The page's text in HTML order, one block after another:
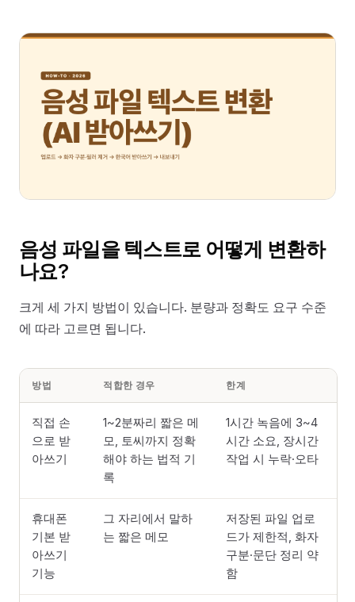
음성 파일을 텍스트로 어떻게 변환하
나요?
크게 세 가지 방법이 있습니다. 분량과 정확도 요구 수준
에 따라 고르면 됩니다.
방법 적합한 경우 한계
직접 손
으로 받
아쓰기
1~2분짜리 짧은 메
모, 토씨까지 정확
해야 하는 법적 기
록
1시간 녹음에 3~4
시간 소요, 장시간
작업 시 누락·오타
휴대폰
기본 받
아쓰기
기능
그 자리에서 말하
는 짧은 메모
저장된 파일 업로
드가 제한적, 화자
구분·문단 정리 약
함